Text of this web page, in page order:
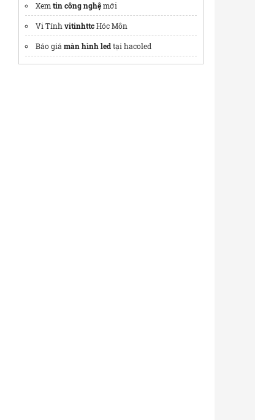
Xemtin công nghệmới
Vi TínhvitinhttcHóc Môn
Báo giámàn hình ledtại hacoled